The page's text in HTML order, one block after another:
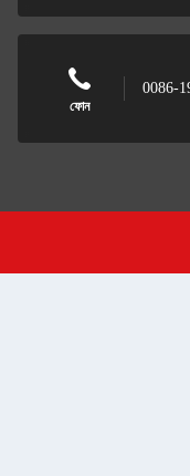
ফোন
0086-
Zhengzhou